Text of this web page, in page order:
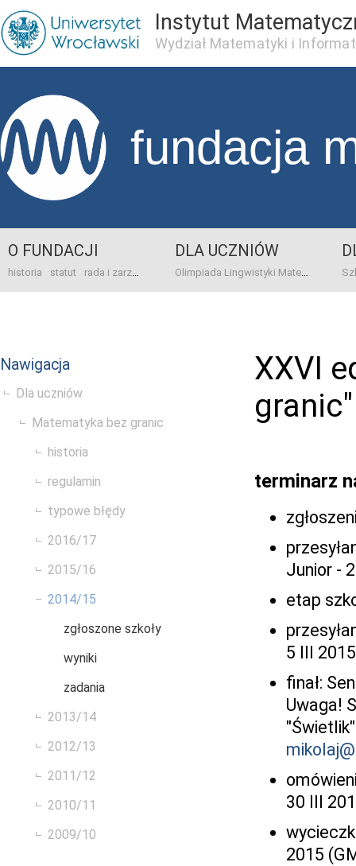
Instytut
Wydział Matematyki i
fundacja
O FUNDACJI
historia statut rada i zarząd dane bankowo-adresowe kontakt
DLA UCZNIÓW
Olimpiada Lingwistyki Matematycznej
Nawigacja
Dla uczniów
Matematyka bez granic
historia
regulamin
typowe błędy
2016/17
2015/16
2014/15
zgłoszone szkoły
wyniki
zadania
2013/14
2012/13
2011/12
2010/11
2009/10
XXVI
terminarz
Junior -
etap
5 III 2015
finał:
Uwaga!
30 III
2015